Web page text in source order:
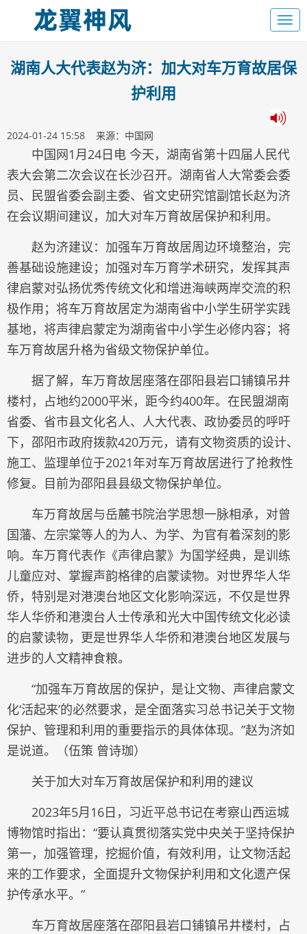
湖南人大代表赵为济：加大对车万育故居保
护利用
2024-01-24 15:58 来源：中国网
中国网1月24日电 今天，湖南省第十四届人民代
表大会第二次会议在长沙召开。湖南省人大常委会委
员、民盟省委会副主委、省文史研究馆副馆长赵为济
在会议期间建议，加大对车万育故居保护和利用。
赵为济建议：加强车万育故居周边环境整治，完
善基础设施建设；加强对车万育学术研究，发挥其声
律启蒙对弘扬优秀传统文化和增进海峡两岸交流的积
极作用；将车万育故居定为湖南省中小学生研学实践
基地，将声律启蒙定为湖南省中小学生必修内容；将
车万育故居升格为省级文物保护单位。
据了解，车万育故居座落在邵阳县岩口铺镇吊井
楼村，占地约2000平米，距今约400年。在民盟湖南
省委、省市县文化名人、人大代表、政协委员的呼吁
下，邵阳市政府拨款420万元，请有文物资质的设计、
施工、监理单位于2021年对车万育故居进行了抢救性
修复。目前为邵阳县县级文物保护单位。
车万育故居与岳麓书院治学思想一脉相承，对曾
国藩、左宗棠等人的为人、为学、为官有着深刻的影
响。车万育代表作《声律启蒙》为国学经典，是训练
儿童应对、掌握声韵格律的启蒙读物。对世界华人华
侨，特别是对港澳台地区文化影响深远，不仅是世界
华人华侨和港澳台人士传承和光大中国传统文化必读
的启蒙读物，更是世界华人华侨和港澳台地区发展与
进步的人文精神食粮。
“加强车万育故居的保护，是让文物、声律启蒙文
化‘活起来’的必然要求，是全面落实习总书记关于文物
保护、管理和利用的重要指示的具体体现。”赵为济如
是说道。（伍策 曾诗珈）
关于加大对车万育故居保护和利用的建议
2023年5月16日，习近平总书记在考察山西运城
博物馆时指出：“要认真贯彻落实党中央关于坚持保护
第一，加强管理，挖掘价值，有效利用，让文物活起
来的工作要求，全面提升文物保护利用和文化遗产保
护传承水平。”
车万育故居座落在邵阳县岩口铺镇吊井楼村，占